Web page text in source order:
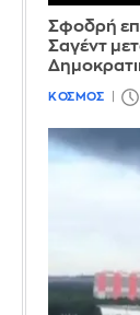
Σφοδρή
Σαγέντ
ΚΟΣΜΟΣ